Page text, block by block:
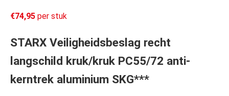
€74,95 per stuk
STARX Veiligheidsbeslag recht
langschild kruk/kruk PC55/72 anti-
kerntrek aluminium SKG***